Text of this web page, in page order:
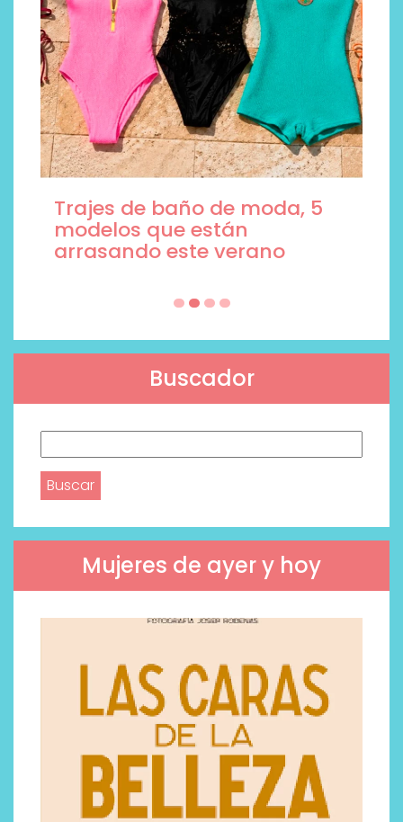
Trajes de baño de moda, 5
modelos que están
arrasando este verano
Buscador
Mujeres de ayer y hoy